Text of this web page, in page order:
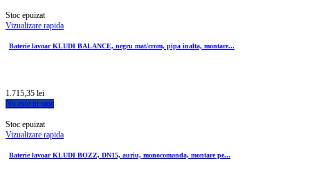
Stoc epuizat
Vizualizare rapida
Baterie lavoar KLUDI BALANCE, negru mat/crom, pipa inalta, montare...
1.715,35 lei
Nu este in stoc
Stoc epuizat
Vizualizare rapida
Baterie lavoar KLUDI BOZZ, DN15, auriu, monocomanda, montare pe...